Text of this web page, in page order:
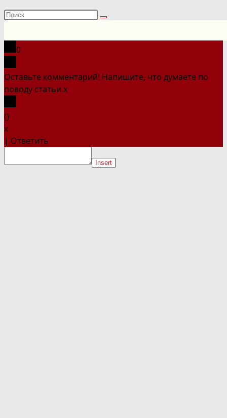
Поиск
сайте
0
Оставьте комментарий! Напишите, что думаете по
поводу статьи.x
()
x
| Ответить
Insert